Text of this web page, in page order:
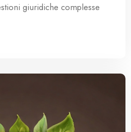
giuridiche complesse